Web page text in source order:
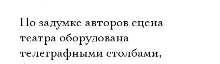
По задумке авторов сцена
театра оборудована
телеграфными столбами,